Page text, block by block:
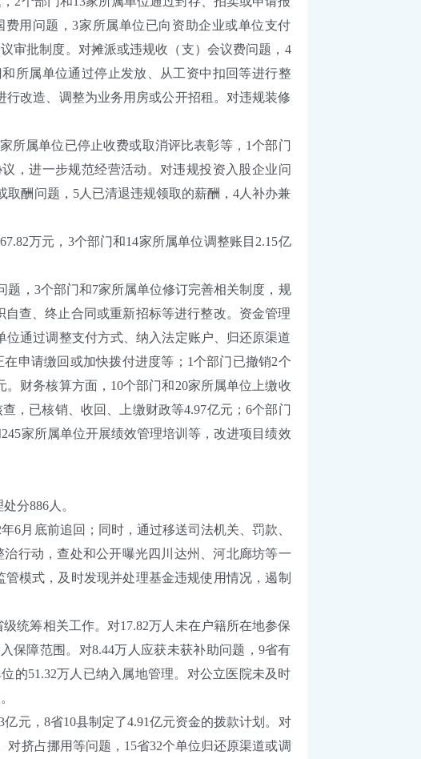
用问题，3家所属单位已向资助企业或单位支付
审批制度。对摊派或违规收（支）会议费问题，4
所属单位通过停止发放、从工资中扣回等进行整
改造、调整为业务用房或公开招租。对违规装修
属单位已停止收费或取消评比表彰等，1个部门
，进一步规范经营活动。对违规投资入股企业问
酬问题，5人已清退违规领取的薪酬，4人补办兼
万元，3个部门和14家所属单位调整账目2.15亿
，3个部门和7家所属单位修订完善相关制度，规
查、终止合同或重新招标等进行整改。资金管理
通过调整支付方式、纳入法定账户、归还原渠道
申请缴回或加快拨付进度等；1个部门已撤销2个
财务核算方面，10个部门和20家所属单位上缴收
，已核销、收回、上缴财政等4.97亿元；6个部门
家所属单位开展绩效管理培训等，改进项目绩效
分886人。
月底前追回；同时，通过移送司法机关、罚款、
行动，查处和公开曝光四川达州、河北廊坊等一
模式，及时发现并处理基金违规使用情况，遏制
筹相关工作。对17.82万人未在户籍所在地参保
保障范围。对8.44万人应获未获补助问题，9省有
的51.32万人已纳入属地管理。对公立医院未及时
元，8省10县制定了4.91亿元资金的拨款计划。对
挤占挪用等问题，15省32个单位归还原渠道或调